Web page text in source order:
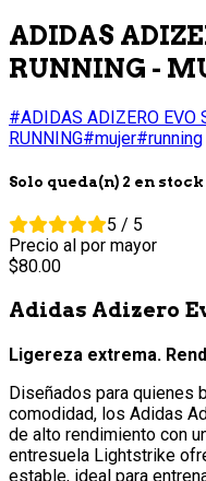
ADIDAS
RUNNING -
#ADIDAS ADIZERO EVO
RUNNING#mujer#running
Solo queda(n) 2 en stock
5 / 5
Precio al por mayor
80.00
Adidas Adizero
Ligereza extrema.
Diseñados para quienes
comodidad, los Adidas
de alto rendimiento con
entresuela Lightstrike
estable, ideal para